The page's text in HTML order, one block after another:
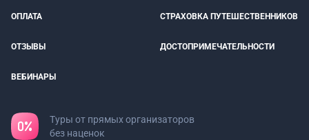
ОПЛАТА СТРАХОВКА ПУТЕШЕСТВЕННИКОВ
ОТЗЫВЫ ДОСТОПРИМЕЧАТЕЛЬНОСТИ
ВЕБИНАРЫ
Туры от прямых организаторов
без наценок